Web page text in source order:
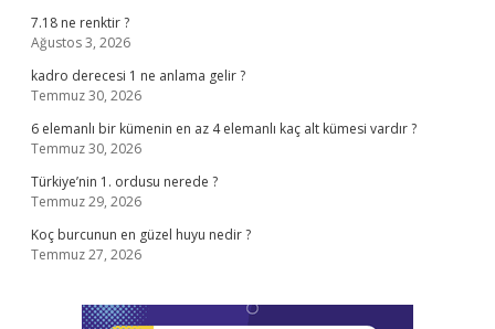
7.18 ne renktir ?
Ağustos 3, 2026
kadro derecesi 1 ne anlama gelir ?
Temmuz 30, 2026
6 elemanlı bir kümenin en az 4 elemanlı kaç alt kümesi vardır ?
Temmuz 30, 2026
Türkiye’nin 1. ordusu nerede ?
Temmuz 29, 2026
Koç burcunun en güzel huyu nedir ?
Temmuz 27, 2026